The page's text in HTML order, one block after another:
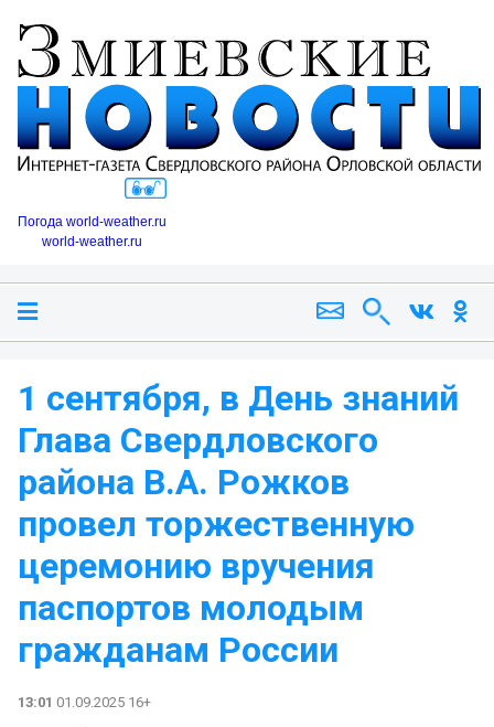
Погода world-weather.ru
world-weather.ru
1 сентября, в День знаний
Глава Свердловского
района В.А. Рожков
провел торжественную
церемонию вручения
паспортов молодым
гражданам России
13:01 01.09.2025 16+